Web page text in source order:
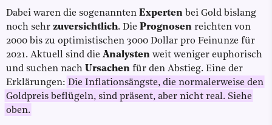
Dabei waren die sogenannten Experten bei Gold bislang
noch sehr zuversichtlich. Die Prognosen reichten von
2000 bis zu optimistischen 3000 Dollar pro Feinunze für
2021. Aktuell sind die Analysten weit weniger euphorisch
und suchen nach Ursachen für den Abstieg. Eine der
Erklärungen: Die Inflationsängste, die normalerweise den
Goldpreis beflügeln, sind präsent, aber nicht real. Siehe
oben.